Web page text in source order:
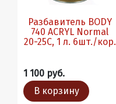
Разбавитель BODY
740 ACRYL Normal
20-25С, 1 л. 6шт./кор.
1 100 руб.
В корзину